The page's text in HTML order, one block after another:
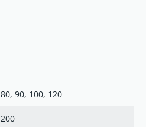
80, 90, 100, 120
200